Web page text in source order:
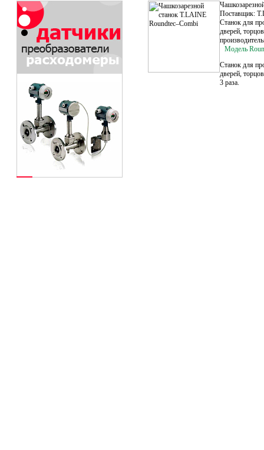
Поставщик:
Cтанок для
дверей,
Модель
Cтанок для
дверей,
3 раза.